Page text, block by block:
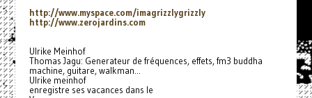
http://www.myspace.com/imagrizzlygrizzly
http://www.zerojardins.com
Ulrike Meinhof
Thomas Jagu: Generateur de fréquences, effets, fm3 buddha
machine, guitare, walkman...
Ulrike meinhof
enregistre ses vacances dans le